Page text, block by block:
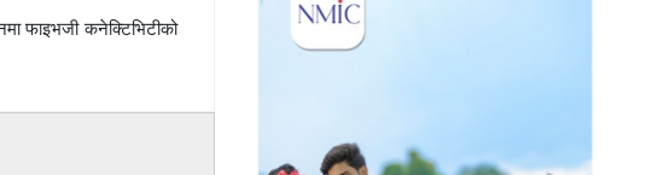
फाइभजी कनेक्टिभिटीको